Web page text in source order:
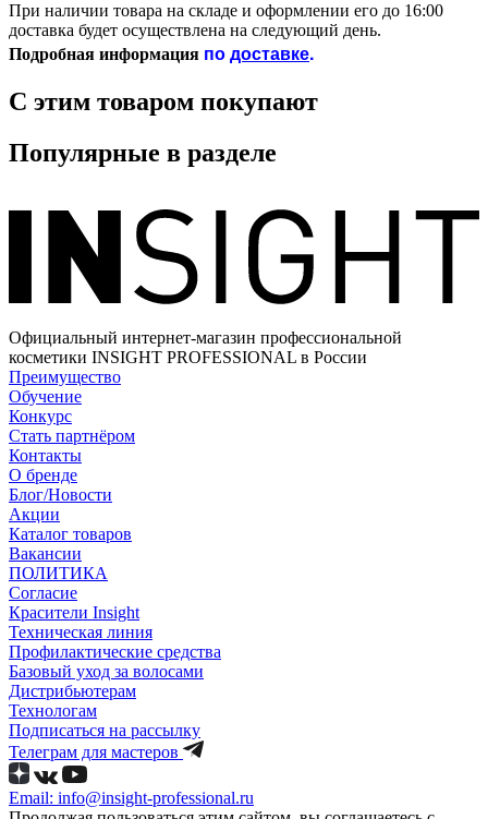
При наличии товара на складе и оформлении его до 16:00
доставка будет осуществлена на следующий день.
Подробная информация подоставке.
С этим товаром покупают
Популярные в разделе
Официальный интернет-магазин профессиональной
косметики INSIGHT PROFESSIONAL в России
Преимущество
Обучение
Конкурс
Стать партнёром
Контакты
О бренде
Блог/Новости
Акции
Каталог товаров
Вакансии
ПОЛИТИКА
Согласие
Краcители Insight
Техническая линия
Профилактические средства
Базовый уход за волосами
Дистрибьютерам
Технологам
Подписаться на рассылку
Телеграм для мастеров
Email: info@insight-professional.ru